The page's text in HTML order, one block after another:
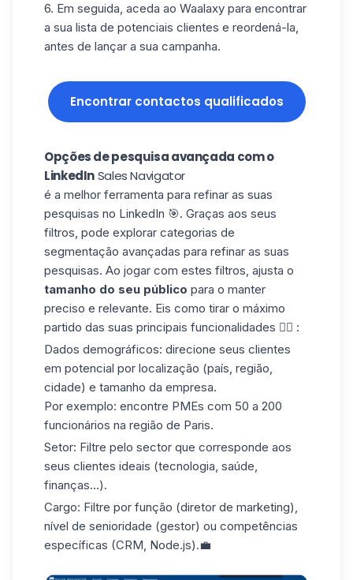
6. Em seguida, aceda ao Waalaxy para encontrar
a sua lista de potenciais clientes e reordená-la,
antes de lançar a sua campanha.
Encontrar contactos qualificados
Opções de pesquisa avançada com o
LinkedInSales Navigator
é a melhor ferramenta para refinar as suas
pesquisas no LinkedIn 🎯. Graças aos seus
filtros, pode explorar categorias de
segmentação avançadas para refinar as suas
pesquisas. Ao jogar com estes filtros, ajusta o
tamanho do seu público para o manter
preciso e relevante. Eis como tirar o máximo
partido das suas principais funcionalidades 👇🏻 :
Dados demográficos: direcione seus clientes
em potencial por localização (país, região,
cidade) e tamanho da empresa.
Por exemplo: encontre PMEs com 50 a 200
funcionários na região de Paris.
Setor: Filtre pelo sector que corresponde aos
seus clientes ideais (tecnologia, saúde,
finanças...).
Cargo: Filtre por função (diretor de marketing),
nível de senioridade (gestor) ou competências
específicas (CRM, Node.js).💼